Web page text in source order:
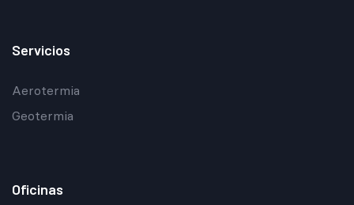
Servicios
Aerotermia
Geotermia
Oficinas